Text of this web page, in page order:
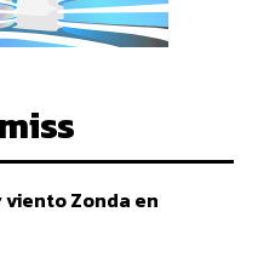
Zonda en